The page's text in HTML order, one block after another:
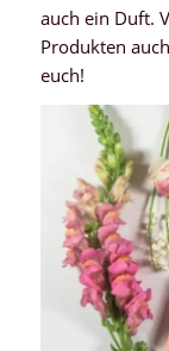
auch ein Duft.
Produkten
euch!